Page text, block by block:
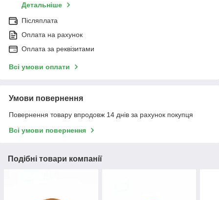
Детальніше
Післяплата
Оплата на рахунок
Оплата за реквізитами
Всі умови оплати
Умови повернення
Повернення товару впродовж 14 днів за рахунок покупця
Всі умови повернення
Подібні товари компанії